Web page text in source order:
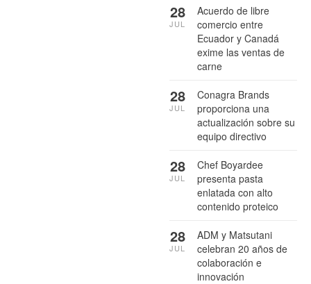
Acuerdo de libre
comercio entre
Ecuador y Canadá
exime las ventas de
carne
28
JUL
Conagra Brands
proporciona una
actualización sobre su
equipo directivo
28
JUL
Chef Boyardee
presenta pasta
enlatada con alto
contenido proteico
28
JUL
ADM y Matsutani
celebran 20 años de
colaboración e
innovación
28
JUL